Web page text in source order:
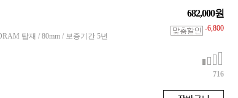
탑재 / 80mm / 보증기간 5년
682,000원
-6,800
716